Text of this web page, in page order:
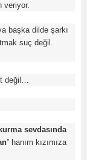
veriyor.
başka dilde şarkı
suç değil.
değil…
sevdasında
” hanım kızımıza